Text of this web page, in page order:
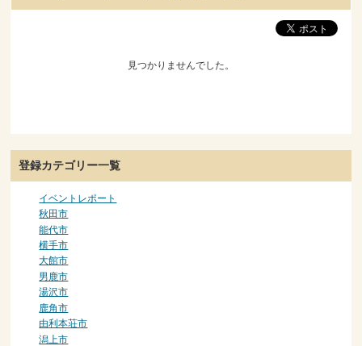
見つかりませんでした。
登録カテゴリー一覧
イベントレポート
秋田市
能代市
横手市
大館市
男鹿市
湯沢市
鹿角市
由利本荘市
潟上市